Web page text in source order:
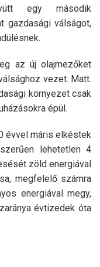
egy második
gazdasági válságot,
az új olajmezőket
vezet. Matt.
környezet csak
épül.
évvel máris elkéstek
lehetetlen 4
zöld energiával
megfelelő számra
energiával megy,
évtizedek óta